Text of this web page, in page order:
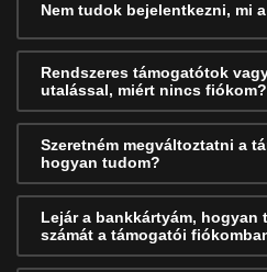
Nem tudok bejelentkezni, mi
Rendszeres támogatótok
utalással, miért nincs fiókom?
Szeretném megváltoztatni a
hogyan tudom?
Lejár a bankkártyám, hogyan
számát a támogatói